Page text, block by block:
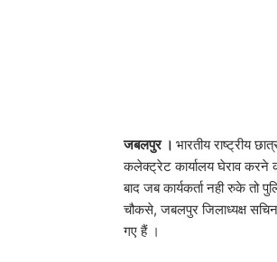
जबलपुर । भारतीय राष्ट्रीय
कलेक्ट्रेट कार्यालय घेराव करने
बाद जब कार्यकर्ता नही रुके तो
चौकसे, जबलपुर जिलाध्यक्ष सचिन
गए हैं ।